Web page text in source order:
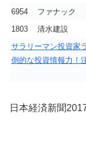
6954
ファナック
1803
清水建設
サラリーマン投資家
倒的な投資情報力！
日本経済新聞